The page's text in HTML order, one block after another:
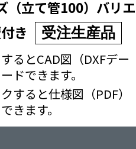
（立て管100）バリエ
き
受注生産品
るとCAD図（DXFデー
ドできます。
すると仕様図（PDF）
きます。